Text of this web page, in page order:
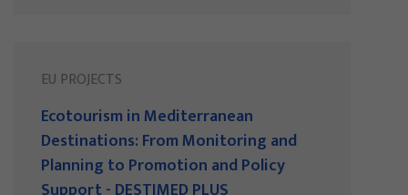
EU PROJECTS
Ecotourism in Mediterranean
Destinations: From Monitoring and
Planning to Promotion and Policy